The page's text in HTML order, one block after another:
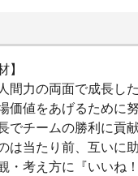
】
間力の両面で成長し
価値をあげるために
でチームの勝利に貢
は当たり前、互いに
・考え方に『いいね